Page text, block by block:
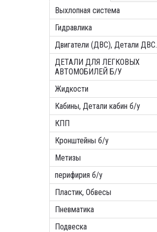
Выхлопная система
Гидравлика
Двигатели (ДВС), Детали ДВС.
ДЕТАЛИ ДЛЯ ЛЕГКОВЫХ
АВТОМОБИЛЕЙ Б/У
Жидкости
Кабины, Детали кабин б/у
КПП
Кронштейны б/у
Метизы
перифирия б/у
Пластик, Обвесы
Пневматика
Подвеска